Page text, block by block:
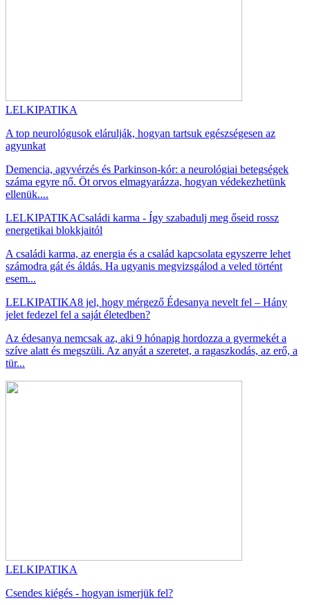
LELKIPATIKA
A top neurológusok elárulják, hogyan tartsuk egészségesen az
agyunkat
Demencia, agyvérzés és Parkinson-kór: a neurológiai betegségek
száma egyre nő. Öt orvos elmagyarázza, hogyan védekezhetünk
ellenük....
LELKIPATIKACsaládi karma - Így szabadulj meg őseid rossz
energetikai blokkjaitól
A családi karma, az energia és a család kapcsolata egyszerre lehet
számodra gát és áldás. Ha ugyanis megvizsgálod a veled történt
esem...
LELKIPATIKA8 jel, hogy mérgező Édesanya nevelt fel – Hány
jelet fedezel fel a saját életedben?
Az édesanya nemcsak az, aki 9 hónapig hordozza a gyermekét a
szíve alatt és megszüli. Az anyát a szeretet, a ragaszkodás, az erő, a
tür...
LELKIPATIKA
Csendes kiégés - hogyan ismerjük fel?